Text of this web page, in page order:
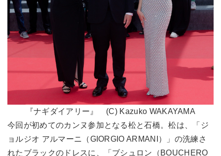
『ナギダイアリー』 (C) Kazuko WAKAYAMA
今回が初めてのカンヌ参加となる松と石橋。松は、「ジ
ョルジオ アルマーニ（GIORGIO ARMANI）」の洗練さ
れたブラックのドレスに、「ブシュロン（BOUCHERO